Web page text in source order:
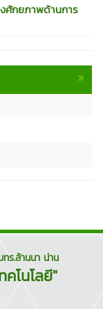
งศักยภาพด้านการ
ร.ล้านนา น่าน
โนโลยี"